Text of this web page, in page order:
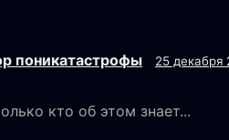
поникатастрофы 25 декабря
кто об этом знает...